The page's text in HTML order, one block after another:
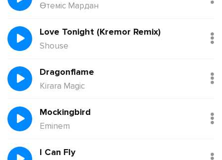
Өтеміс Мардан
Love Tonight (Kremor Remix)
Shouse
Dragonflame
Kirara Magic
Mockingbird
Eminem
I Can Fly